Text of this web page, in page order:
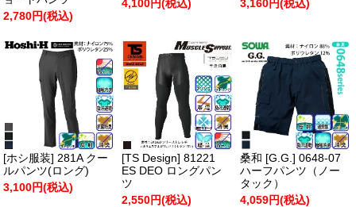
2,780円(税込)
4,100円(税込)
3,160円(税込)
[ホシ服装] 281A クー
ルパンツ(ロング)
3,100円(税込)
[TS Design] 81221
ES DEO ロングパン
ツ
2,550円(税込)
桑和 [G.G.] 0648-07
ハーフパンツ（ノー
タック）
4,059円(税込)